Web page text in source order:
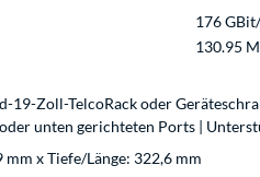
176
130.95
19-Zoll-TelcoRack oder
unten gerichteten Ports |
x Tiefe/Länge: 322,6 mm